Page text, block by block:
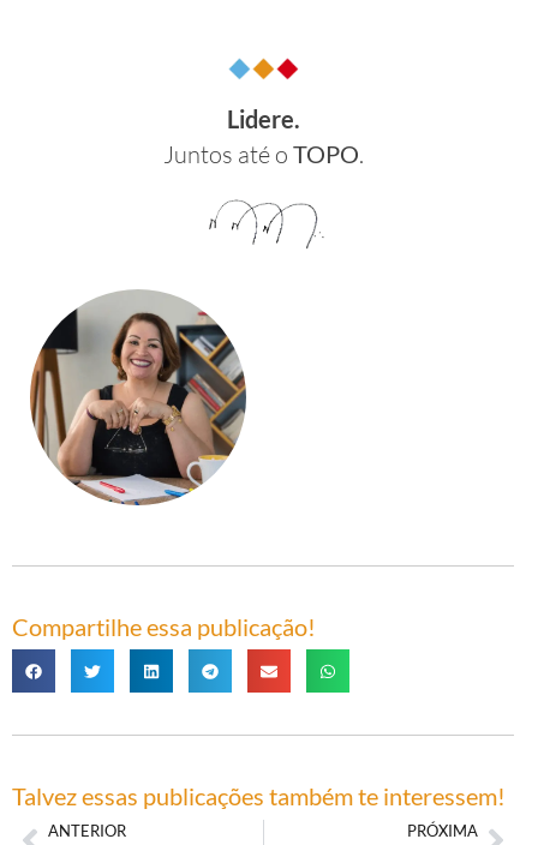
Lidere.
Juntos até o TOPO.
Compartilhe essa publicação!
Talvez essas publicações também te interessem!
ANTERIOR PRÓXIMA